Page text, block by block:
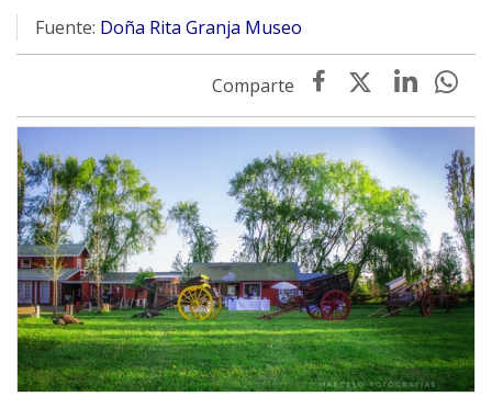
Fuente: Doña Rita Granja Museo